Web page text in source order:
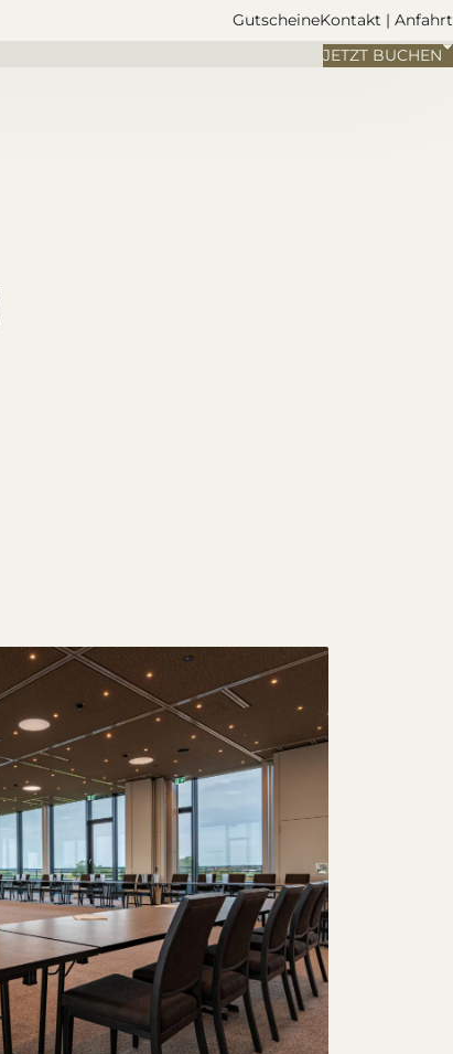
GutscheineKontakt | Anfahrt
JETZT BUCHEN